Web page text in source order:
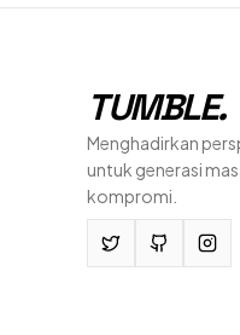
TUMBLE.
Menghadirkan
untuk generasi
kompromi.